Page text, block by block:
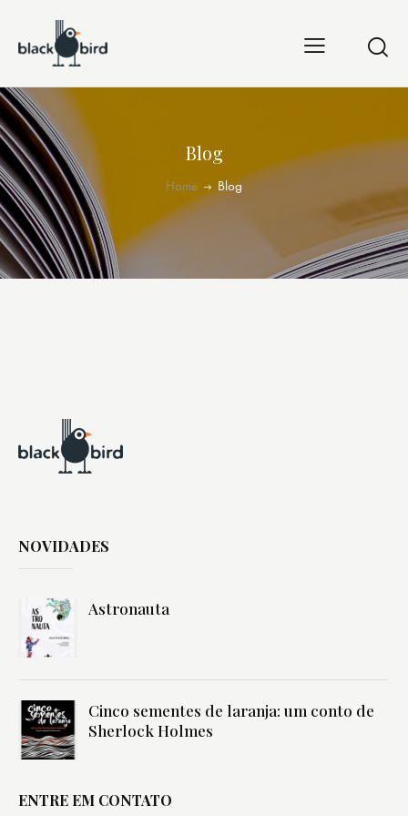
Blog
Home Blog
NOVIDADES
Astronauta
Cinco sementes de laranja: um conto de
Sherlock Holmes
ENTRE EM CONTATO